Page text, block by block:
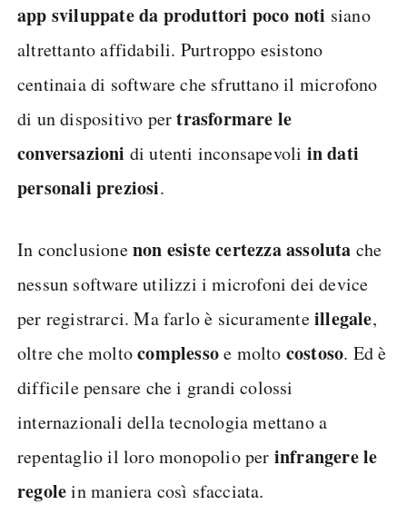
app sviluppate da produttori poco noti siano
altrettanto affidabili. Purtroppo esistono
centinaia di software che sfruttano il microfono
di un dispositivo pertrasformare le
conversazioni di utenti inconsapevoli in dati
personali preziosi.
In conclusionenon esiste certezza assoluta che
nessun software utilizzi i microfoni dei device
per registrarci. Ma farlo è sicuramenteillegale,
oltre che moltocomplessoe molto costoso. Ed è
difficile pensare che i grandi colossi
internazionali della tecnologia mettano a
repentaglio il loro monopolio per infrangere le
regolein maniera così sfacciata.